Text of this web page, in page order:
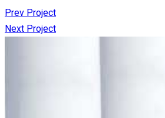
Prev Project
Next Project